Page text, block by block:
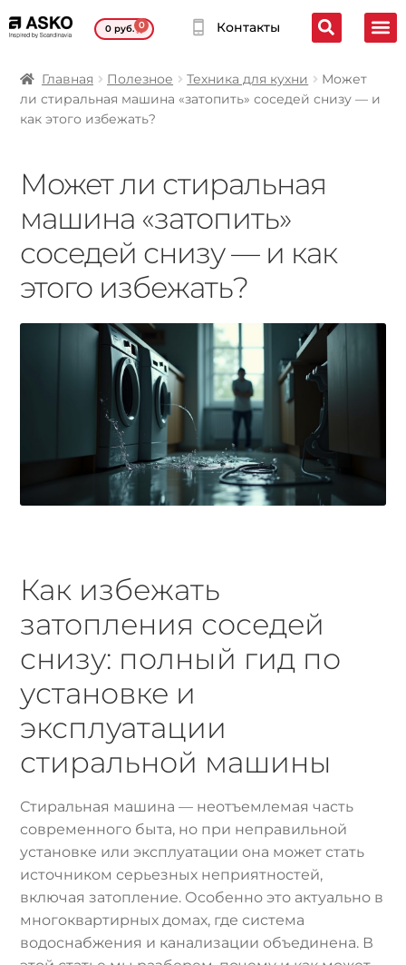
0руб. 0 Контакты
Главная Полезное Техника для кухни
Может
ли стиральная машина «затопить» соседей снизу — и
как этого избежать?
Может ли стиральная
машина «затопить»
соседей снизу — и как
этого избежать?
Как избежать
затопления соседей
снизу: полный гид по
установке и
эксплуатации
стиральной машины
Стиральная машина — неотъемлемая часть
современного быта, но при неправильной
установке или эксплуатации она может стать
источником серьезных неприятностей,
включая затопление. Особенно это актуально в
многоквартирных домах, где система
водоснабжения и канализации объединена. В